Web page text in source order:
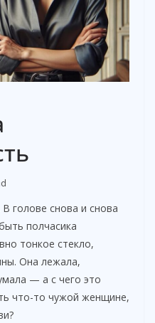
голове снова и снова
полчасика
тонкое стекло,
Она лежала,
— а с чего это
что-то чужой женщине,